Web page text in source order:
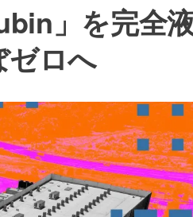
」を完全
ロへ